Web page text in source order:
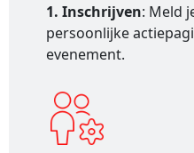
1. Inschrijven: Meld
persoonlijke
evenement.